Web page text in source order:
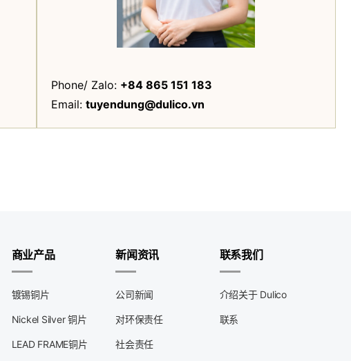
Phone/ Zalo: +84 865 151 183
Email: tuyendung@dulico.vn
商业产品
镀锡铜片
Nickel Silver 铜片
LEAD FRAME铜片
新闻资讯
公司新闻
对环保责任
社会责任
联系我们
介绍关于 Dulico
联系